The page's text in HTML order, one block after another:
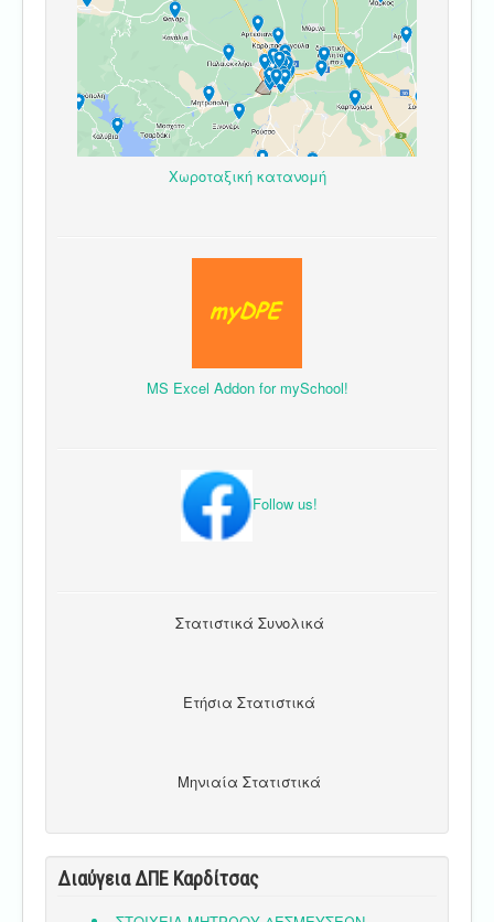
Χωροταξική κατανομή
MS Excel Addon for mySchool!
Follow us!
Στατιστικά Συνολικά
Ετήσια Στατιστικά
Μηνιαία Στατιστικά
Διαύγεια ΔΠΕ Καρδίτσας